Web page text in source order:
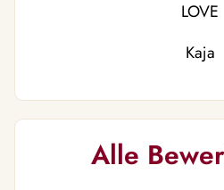
LOVE
Kaja
Alle